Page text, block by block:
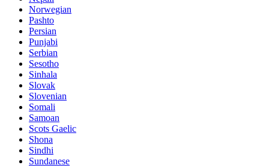
Norwegian
Pashto
Persian
Punjabi
Serbian
Sesotho
Sinhala
Slovak
Slovenian
Somali
Samoan
Scots Gaelic
Shona
Sindhi
Sundanese